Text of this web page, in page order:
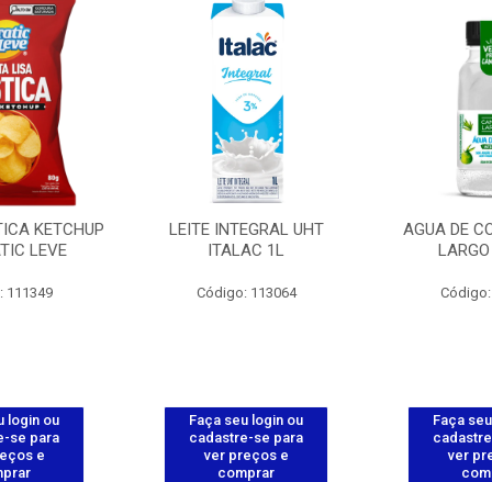
KETCHUP
LEVE
111349
login ou
se para
e
LEITE INTEGRAL UHT
ITALAC 1L
Código: 113064
Faça seu login ou
cadastre-se para
ver preços e
comprar
AGUA DE
Código:
Faça
ver